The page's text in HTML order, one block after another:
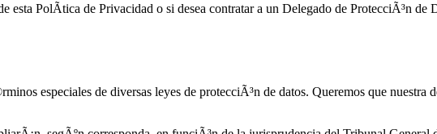
esta PolÃ­tica de Privacidad o si desea contratar a un Delegado de ProtecciÃ³n
especiales de diversas leyes de protecciÃ³n de datos. Queremos que nuestra